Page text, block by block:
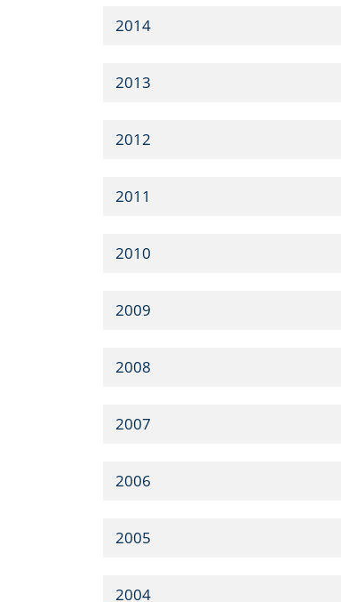
2014
2013
2012
2011
2010
2009
2008
2007
2006
2005
2004